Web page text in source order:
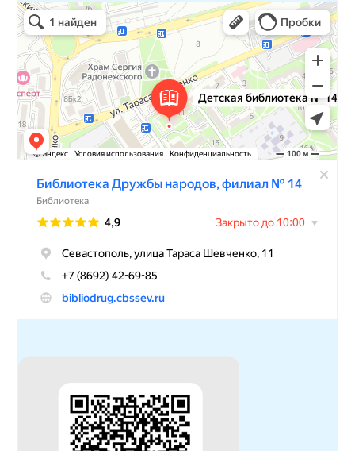
Детская библиотека № 14 Дружбы народов
Библиотека в Севастополе